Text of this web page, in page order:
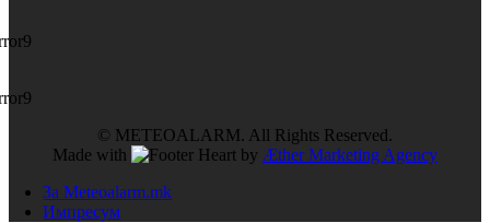
© METEOALARM. All Rights Reserved.
Made with
by Æther Marketing Agency
За Meteoalarm.mk
Импресум